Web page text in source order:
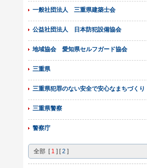
一般社団法人 三重県建築士会
公益社団法人 日本防犯設備協会
地域協会 愛知県セルフガード協会
三重県
三重県犯罪のない安全で安心なまちづくり
三重県警察
警察庁
全部 [ 1 ] [2 ]